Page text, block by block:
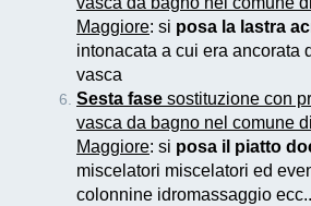
Maggiore: si posa la lastra
intonacata a cui era ancorata
vasca
Sesta fase sostituzione con
vasca da bagno nel comune
Maggiore: si posa il piatto
miscelatori miscelatori ed
colonnine idromassaggio ecc..